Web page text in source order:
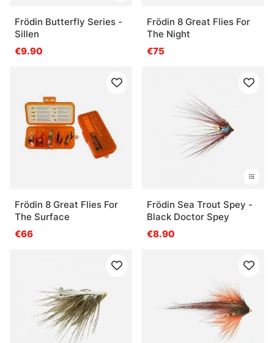
Frödin Butterfly Series -
Sillen
€9.90
Frödin 8 Great Flies For
The Night
€75
Frödin 8 Great Flies For
The Surface
€66
Frödin Sea Trout Spey -
Black Doctor Spey
€8.90